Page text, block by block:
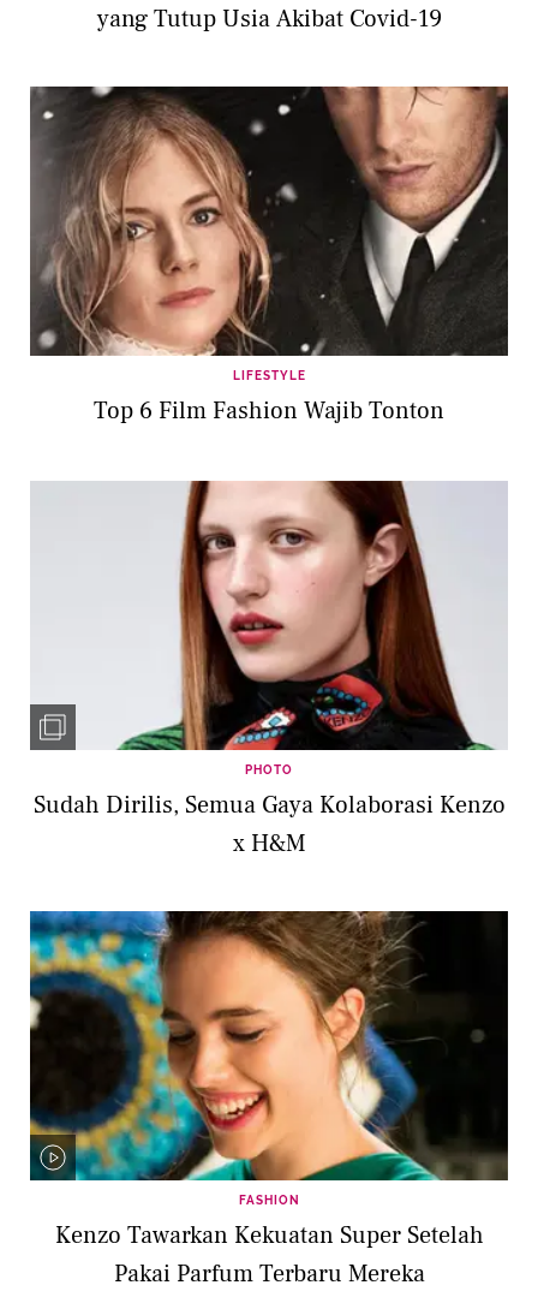
yang Tutup Usia Akibat Covid-19
LIFESTYLE
Top 6 Film Fashion Wajib Tonton
PHOTO
Sudah Dirilis, Semua Gaya Kolaborasi Kenzo
x H&M
FASHION
Kenzo Tawarkan Kekuatan Super Setelah
Pakai Parfum Terbaru Mereka